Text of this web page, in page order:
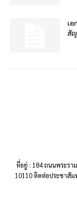
เอ
สัญ
ที่อยู่ : 184 ถนนพระรา
10110 ติดต่อประชาสัม